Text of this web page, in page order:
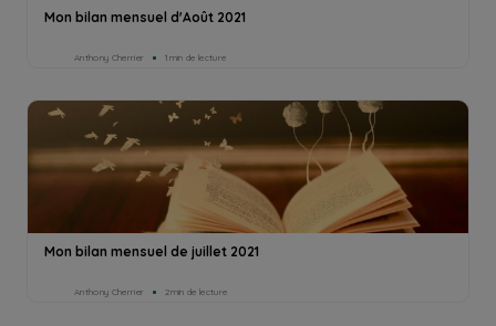
Mon bilan mensuel d'Août 2021
Anthony Cherrier 1min de lecture
Mon bilan mensuel de juillet 2021
Anthony Cherrier 2min de lecture